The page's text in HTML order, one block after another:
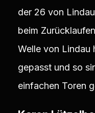
der 26 von
beim
Welle von Lindau
gepasst und so
einfachen Toren